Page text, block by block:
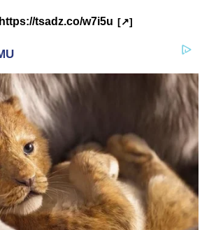
https://tsadz.co/w7i5u